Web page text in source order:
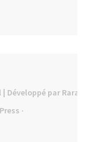
| Développé par Rara
·